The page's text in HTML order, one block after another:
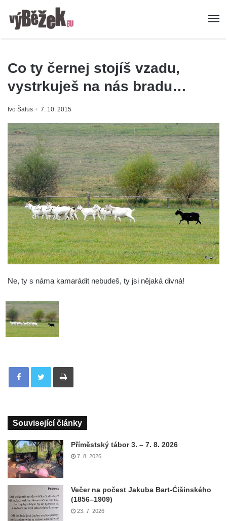
Co ty černej stojíš vzadu,
vystrkuješ na nás bradu…
Ivo Šafus 7. 10. 2015
Ne, ty s náma kamarádit nebudeš, ty jsi nějaká divná!
Tisknout
Související články
Příměstský tábor 3. – 7. 8. 2026
7. 8. 2026
Večer na počest Jakuba Bart-Ćišinského
(1856–1909)
23. 7. 2026